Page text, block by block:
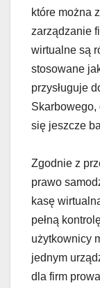
które można
zarządzanie
wirtualne są
stosowane
przysługuje
Skarbowego,
się jeszcze
Zgodnie z
prawo
kasę
pełną
użytkownicy
jednym
dla firm